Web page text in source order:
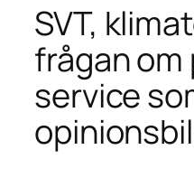
SVT,
frågan om
service